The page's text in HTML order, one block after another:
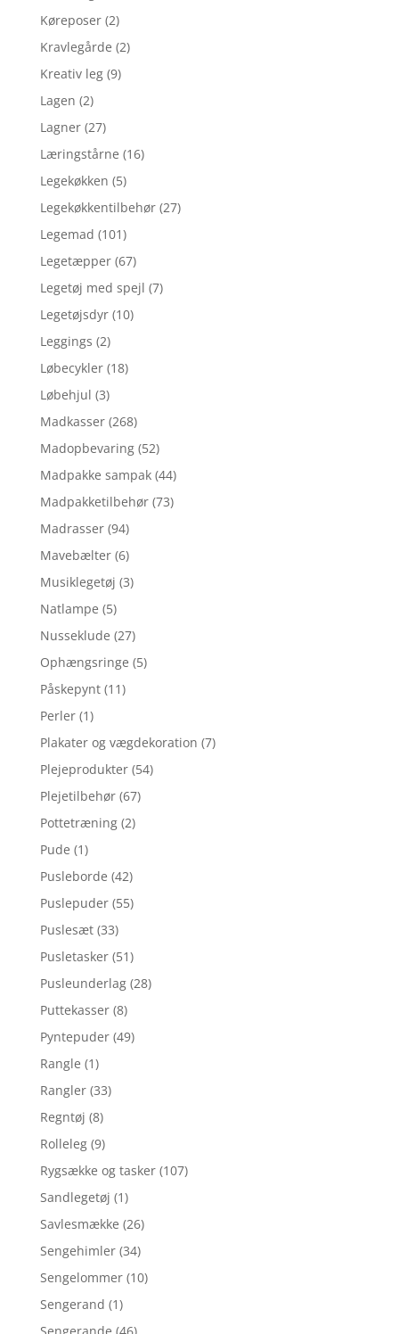
Køreposer (2)
Kravlegårde (2)
Kreativ leg (9)
Lagen (2)
Lagner (27)
Læringstårne (16)
Legekøkken (5)
Legekøkkentilbehør (27)
Legemad (101)
Legetæpper (67)
Legetøj med spejl (7)
Legetøjsdyr (10)
Leggings (2)
Løbecykler (18)
Løbehjul (3)
Madkasser (268)
Madopbevaring (52)
Madpakke sampak (44)
Madpakketilbehør (73)
Madrasser (94)
Mavebælter (6)
Musiklegetøj (3)
Natlampe (5)
Nusseklude (27)
Ophængsringe (5)
Påskepynt (11)
Perler (1)
Plakater og vægdekoration (7)
Plejeprodukter (54)
Plejetilbehør (67)
Pottetræning (2)
Pude (1)
Pusleborde (42)
Puslepuder (55)
Puslesæt (33)
Pusletasker (51)
Pusleunderlag (28)
Puttekasser (8)
Pyntepuder (49)
Rangle (1)
Rangler (33)
Regntøj (8)
Rolleleg (9)
Rygsække og tasker (107)
Sandlegetøj (1)
Savlesmække (26)
Sengehimler (34)
Sengelommer (10)
Sengerand (1)